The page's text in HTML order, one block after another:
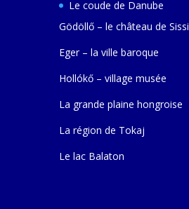
Le coude de Danube
Gödöllő – le château de Sissi
Eger – la ville baroque
Hollókő – village musée
La grande plaine hongroise
La région de Tokaj
Le lac Balaton